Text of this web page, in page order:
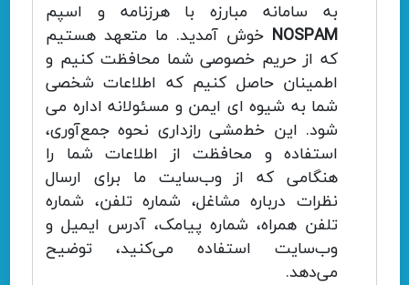
به سامانه مبارزه با هرزنامه و اسپم
NOSPAM خوش آمدید. ما متعهد هستیم
که از حریم خصوصی شما محافظت کنیم و
اطمینان حاصل کنیم که اطلاعات شخصی
شما به شیوه ای ایمن و مسئولانه اداره می
شود. این خط‌مشی رازداری نحوه جمع‌آوری،
استفاده و محافظت از اطلاعات شما را
هنگامی که از وب‌سایت ما برای ارسال
نظرات درباره مشاغل، شماره تلفن، شماره
تلفن همراه، شماره پیامک، آدرس ایمیل و
وب‌سایت استفاده می‌کنید، توضیح
می‌دهد.